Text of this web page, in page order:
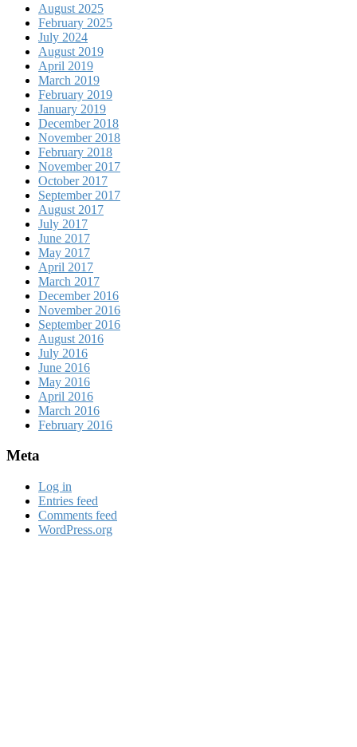
August 2025
February 2025
July 2024
August 2019
April 2019
March 2019
February 2019
January 2019
December 2018
November 2018
February 2018
November 2017
October 2017
September 2017
August 2017
July 2017
June 2017
May 2017
April 2017
March 2017
December 2016
November 2016
September 2016
August 2016
July 2016
June 2016
May 2016
April 2016
March 2016
February 2016
Meta
Log in
Entries feed
Comments feed
WordPress.org